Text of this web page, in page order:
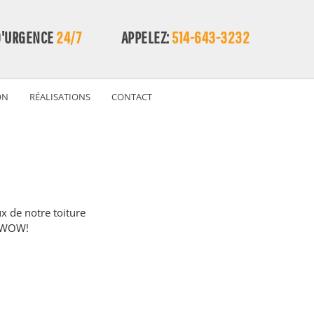
24/7 APPELEZ:514-643-3232
RÉALISATIONS CONTACT
de notre toiture